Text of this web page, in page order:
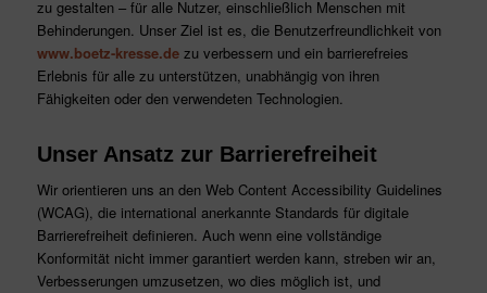
zu gestalten – für alle Nutzer, einschließlich Menschen mit
Behinderungen. Unser Ziel ist es, die Benutzerfreundlichkeit von
www.boetz-kresse.dezu verbessern und ein barrierefreies
Erlebnis für alle zu unterstützen, unabhängig von ihren
Fähigkeiten oder den verwendeten Technologien.
Unser Ansatz zur Barrierefreiheit
Wir orientieren uns an den Web Content Accessibility Guidelines
(WCAG), die international anerkannte Standards für digitale
Barrierefreiheit definieren. Auch wenn eine vollständige
Konformität nicht immer garantiert werden kann, streben wir an,
Verbesserungen umzusetzen, wo dies möglich ist, und